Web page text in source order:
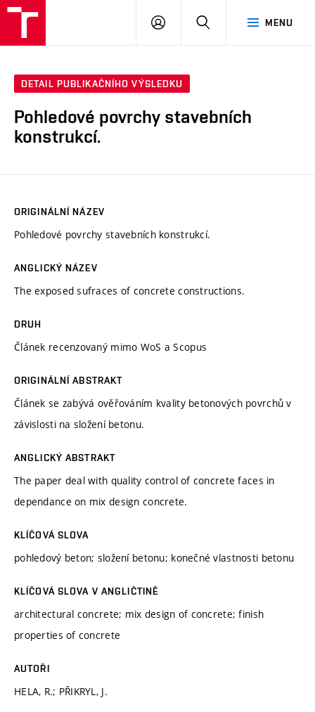
MENU
PŘIHLÁSIT
DETAIL PUBLIKAČNÍHO VÝSLEDKU
Pohledové povrchy stavebních
konstrukcí.
ORIGINÁLNÍ NÁZEV
Pohledové povrchy stavebních konstrukcí.
ANGLICKÝ NÁZEV
The exposed sufraces of concrete constructions.
DRUH
Článek recenzovaný mimo WoS a Scopus
ORIGINÁLNÍ ABSTRAKT
Článek se zabývá ověřováním kvality betonových povrchů v
závislosti na složení betonu.
ANGLICKÝ ABSTRAKT
The paper deal with quality control of concrete faces in
dependance on mix design concrete.
KLÍČOVÁ SLOVA
pohledový beton; složení betonu; konečné vlastnosti betonu
KLÍČOVÁ SLOVA V ANGLIČTINĚ
architectural concrete; mix design of concrete; finish
properties of concrete
AUTOŘI
HELA, R.; PŘIKRYL, J.